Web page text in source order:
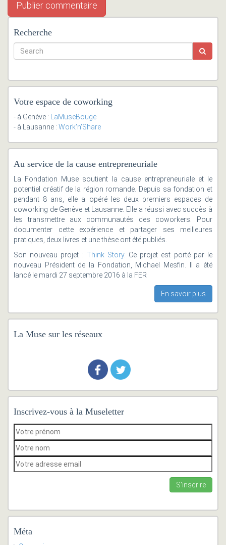
Recherche
Votre espace de coworking
- à Genève : LaMuseBouge
- à Lausanne : Work'n'Share
Au service de la cause entrepreneuriale
La Fondation Muse soutient la cause entrepreneuriale et le
potentiel créatif de la région romande. Depuis sa fondation et
pendant 8 ans, elle a opéré les deux premiers espaces de
coworking de Genève et Lausanne. Elle a réussi avec succès à
les transmettre aux communautés des coworkers. Pour
documenter cette expérience et partager ses meilleures
pratiques, deux livres et une thèse ont été publiés.
Son nouveau projet : Think Story. Ce projet est porté par le
nouveau Président de la Fondation, Michael Mesfin. Il a été
lancé le mardi 27 septembre 2016 à la FER
En savoir plus
La Muse sur les réseaux
Inscrivez-vous à la Museletter
Méta